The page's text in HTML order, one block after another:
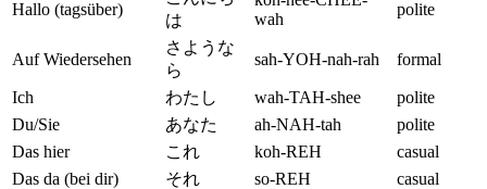
Hallo (tagsüber)
は
wah
polite
Auf Wiedersehen
さような
ら
sah-YOH-nah-rah formal
Ich わたし wah-TAH-shee
polite
Du/Sie
あなた ah-NAH-tah
polite
Das hier
これ koh-REH
casual
Das da (bei dir)
それ so-REH
casual